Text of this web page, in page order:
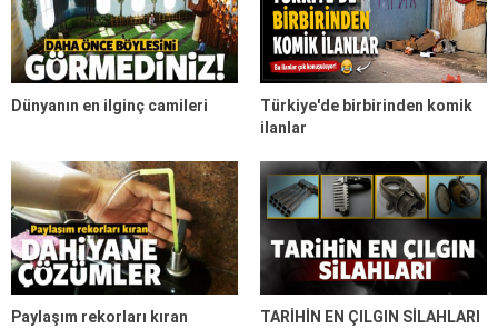
Dünyanın en ilginç camileri
Türkiye'de birbirinden komik
ilanlar
Paylaşım rekorları kıran
TARİHİN EN ÇILGIN SİLAHLARI